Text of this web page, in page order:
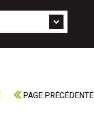
PAGE PRÉCÉDENTE